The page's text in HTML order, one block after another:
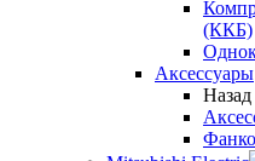
(ККБ)
Аксессуары
Назад